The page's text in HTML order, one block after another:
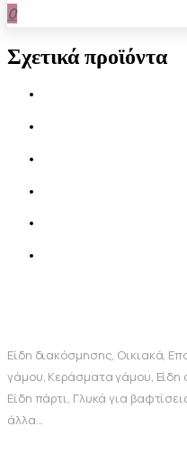
0
Σχετικά προϊόντα
Είδη διακόσμησης, Οικιακά,
γάμου, Κεράσματα γάμου, Είδη
Είδη πάρτι, Γλυκά για
άλλα...